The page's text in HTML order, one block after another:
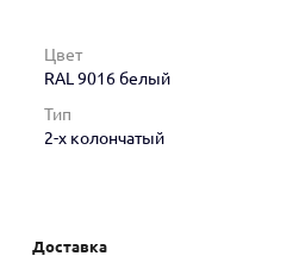
Цвет
RAL 9016 белый
Тип
2-х колончатый
Доставка